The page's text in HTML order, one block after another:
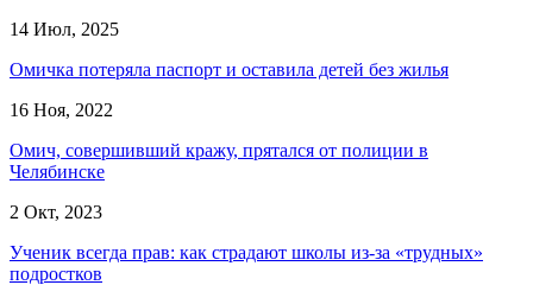
14 Июл, 2025
Омичка потеряла паспорт и оставила детей без жилья
16 Ноя, 2022
Омич, совершивший кражу, прятался от полиции в
Челябинске
2 Окт, 2023
Ученик всегда прав: как страдают школы из-за «трудных»
подростков